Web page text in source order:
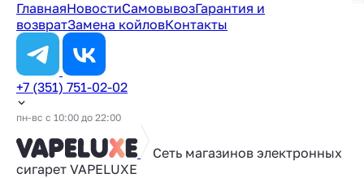
ГлавнаяНовостиСамовывозГарантия и
возвратЗамена койловКонтакты
+7 (351) 751-02-02
пн-вс с 10:00 до 22:00
Сеть магазинов электронных
сигарет VAPELUXE